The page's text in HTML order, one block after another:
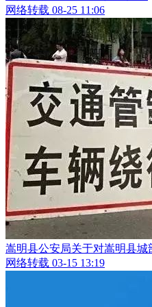
网络转载 08-25 11:06
嵩明县公安局关于对嵩明县
网络转载 03-15 13:19